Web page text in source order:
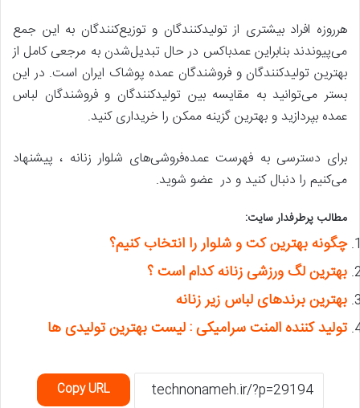
هرروزه افراد بیشتری از تولیدکنندگان و توزیع‌کنندگان به این جمع
می‌پیوندند بنابراین عمدباکس در حال تبدیل‌شدن به مرجعی کامل از
بهترین تولیدکنندگان و فروشندگان عمده پوشاک ایران است. در این
بستر می‌توانید به مقایسه بین تولیدکنندگان و فروشندگان لباس
عمده بپردازید و بهترین گزینه ممکن را خریداری کنید.
برای دسترسی به فهرست عمده‌فروشی‌های شلوار زنانه ، پیشنهاد
می‌کنیم را دنبال کنید و در عضو شوید.
مطالب پرطرفدار سایت:
چگونه بهترین کت و شلوار را انتخاب کنیم؟
بهترین لگ ورزشی زنانه کدام است ؟
بهترین برندهای لباس زیر زنانه
تولید کننده المنت سرامیکی : لیست بهترین تولیدی ها
Copy URL